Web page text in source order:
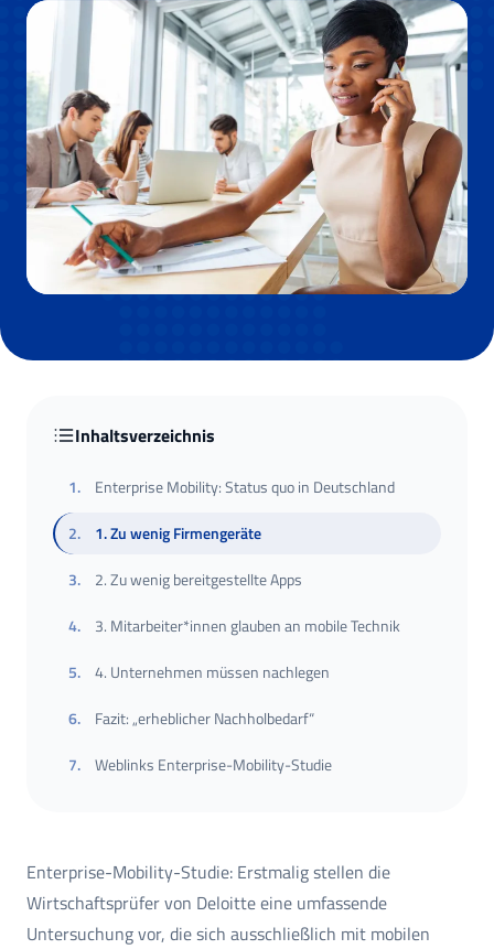
Inhaltsverzeichnis
1.
Enterprise Mobility: Status quo in Deutschland
2.
1. Zu wenig Firmengeräte
3.
2. Zu wenig bereitgestellte Apps
4.
3. Mitarbeiter*innen glauben an mobile Technik
5.
4. Unternehmen müssen nachlegen
6.
Fazit: „erheblicher Nachholbedarf“
7. Weblinks Enterprise-Mobility-Studie
Enterprise-Mobility-Studie: Erstmalig stellen die
Wirtschaftsprüfer von Deloitte eine umfassende
Untersuchung vor, die sich ausschließlich mit mobilen